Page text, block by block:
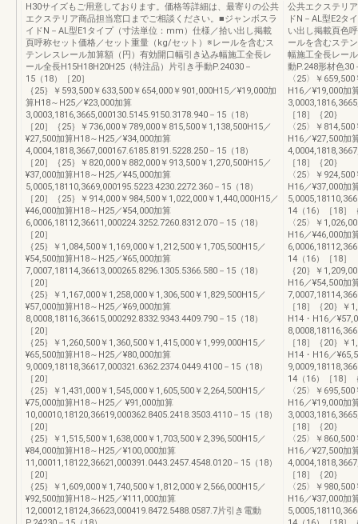
H30サイズもご用意しております。価格等詳細は、最寄りの公共
エクステリア商品担当窓口までご相談ください。■ジャンボスラ
イドN－AL型E1タイプ（寸法単位：mm）仕様／拾い出し掲載
頁呼称セット価格／セット重量（kg/セット）※レールを含むス
テンレスレール加算額（円）有効開口幅引き込み幅施工全長レ
ール全長H15H18H20H25（特注品）片引き手動P.24030－
15（18）［20］
｛25｝￥593,500￥633,500￥654,000￥901,000H15／¥19,000加
算H18～H25／¥23,000加算
3,0003,1816,3665,000130.5145.9150.3178.940－15（18）
［20］｛25｝￥736,000￥789,000￥815,500￥1,138,500H15／
¥27,500加算H18～H25／¥34,000加算
4,0004,1818,3667,000167.6185.8191.5228.250－15（18）
［20］｛25｝￥820,000￥882,000￥913,500￥1,270,500H15／
¥37,000加算H18～H25／¥45,000加算
5,0005,18110,3669,000195.5223.4230.2272.360－15（18）
［20］｛25｝￥914,000￥984,500￥1,022,000￥1,440,000H15／
¥46,000加算H18～H25／¥54,000加算
6,0006,18112,36611,000224.3252.7260.8312.070－15（18）
［20］
｛25｝￥1,084,500￥1,169,000￥1,212,500￥1,705,500H15／
¥54,500加算H18～H25／¥65,000加算
7,0007,18114,36613,000265.8296.1305.5366.580－15（18）
［20］
｛25｝￥1,167,000￥1,258,000￥1,306,500￥1,829,500H15／
¥57,000加算H18～H25／¥69,000加算
8,0008,18116,36615,000292.8332.9343.4409.790－15（18）
［20］
｛25｝￥1,260,500￥1,360,500￥1,415,000￥1,999,000H15／
¥65,500加算H18～H25／¥80,000加算
9,0009,18118,36617,000321.6362.2374.0449.4100－15（18）
［20］
｛25｝￥1,431,000￥1,545,000￥1,605,500￥2,264,500H15／
¥75,000加算H18～H25／ ¥91,000加算
10,00010,18120,36619,000362.8405.2418.3503.4110－15（18）
［20］
｛25｝￥1,515,500￥1,638,000￥1,703,500￥2,396,500H15／
¥84,000加算H18～H25／¥100,000加算
11,00011,18122,36621,000391.0443.2457.4548.0120－15（18）
［20］
｛25｝￥1,609,000￥1,740,500￥1,812,000￥2,566,000H15／
¥92,500加算H18～H25／¥111,000加算
12,00012,18124,36623,000419.8472.5488.0587.7片引き電動
公共エクステリ
ドN－AL型E2タ
い出し掲載頁色
ールを含むステ
幅施工全長レー
動P.248形材色30
〈25〉￥
H16／¥19,000加
［18］｛20｝
〈25〉￥
H16／¥27,500加
［18］｛20｝
〈25〉￥
H16／¥37,000加
14（16）［18］
〈25〉￥
H16／¥46,000加
14（16）［18］
｛20｝￥
H16／¥54,500加
［18］｛20｝￥
H14・H16／
［18］｛20｝￥
H14・H16／
14（16）［18］
〈25〉￥
H16／¥19,000加
［18］｛20｝
〈25〉￥
H16／¥27,500加
［18］｛20｝
〈25〉￥
H16／¥37,000加